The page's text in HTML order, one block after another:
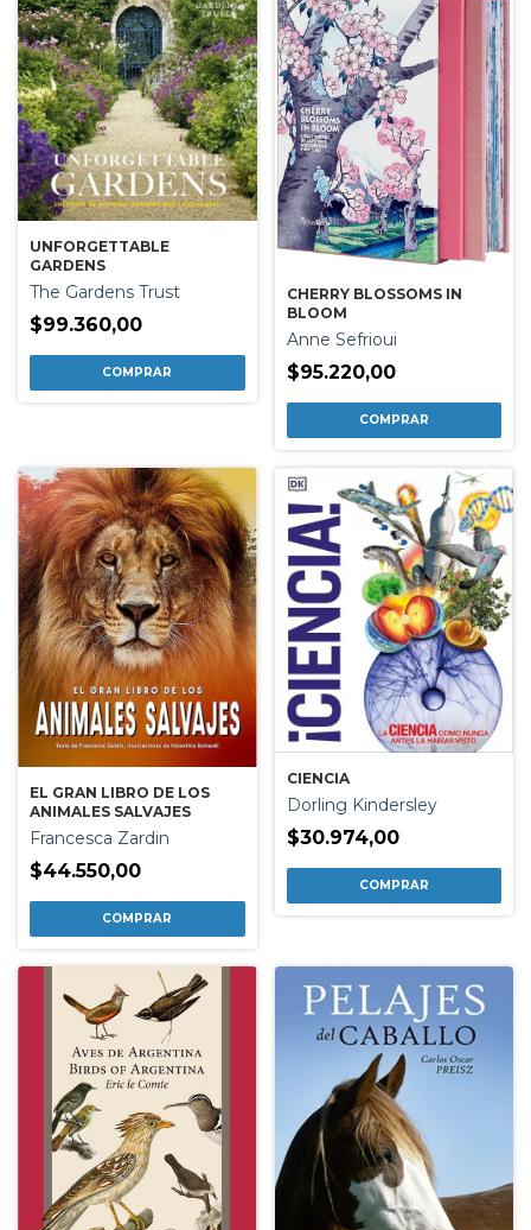
UNFORGETTABLE
GARDENS
The Gardens Trust
$99.360,00
CHERRY BLOSSOMS IN
BLOOM
Anne Sefrioui
$95.220,00
EL GRAN LIBRO DE LOS
ANIMALES SALVAJES
Francesca Zardin
$44.550,00
CIENCIA
Dorling Kindersley
$30.974,00